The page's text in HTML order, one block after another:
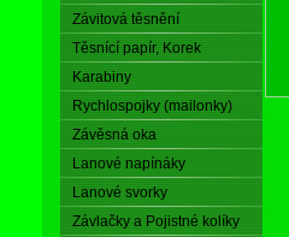
Závitová těsnění
Těsnící papír, Korek
Karabiny
Rychlospojky (mailonky)
Závěsná oka
Lanové napínáky
Lanové svorky
Závlačky a Pojistné kolíky